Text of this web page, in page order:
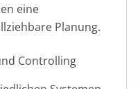
eine
Planung.
Controlling